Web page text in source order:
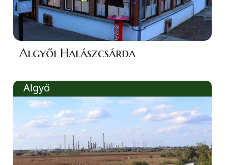
Algyői Halászcsárda
Algyő